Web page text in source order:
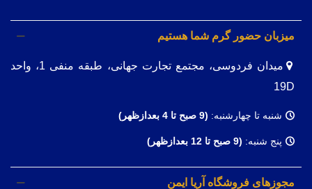
میزبان حضور گرم شما هستیم
میدان فردوسی، مجتمع تجارت جهانی، طبقه منفی 1، واحد
19D
شنبه تا چهارشنبه: (9 صبح تا 4 بعدازظهر)
پنج شنبه: (9 صبح تا 12 بعدازظهر)
مجوزهای فروشگاه آریا ایمن